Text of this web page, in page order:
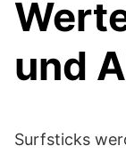
und
Surfsticks